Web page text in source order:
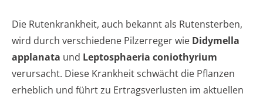
Die Rutenkrankheit, auch bekannt als Rutensterben,
wird durch verschiedene Pilzerreger wie Didymella
applanata und Leptosphaeria coniothyrium
verursacht. Diese Krankheit schwächt die Pflanzen
erheblich und führt zu Ertragsverlusten im aktuellen